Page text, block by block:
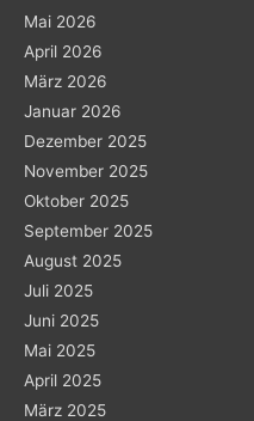
Mai 2026
April 2026
März 2026
Januar 2026
Dezember 2025
November 2025
Oktober 2025
September 2025
August 2025
Juli 2025
Juni 2025
Mai 2025
April 2025
März 2025